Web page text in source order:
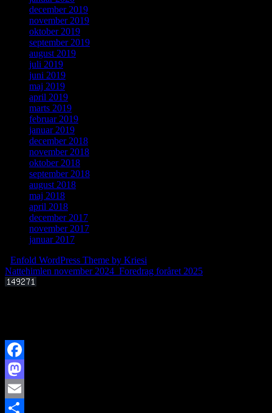
december 2019
november 2019
oktober 2019
september 2019
august 2019
juli 2019
juni 2019
maj 2019
april 2019
marts 2019
februar 2019
januar 2019
december 2018
november 2018
oktober 2018
september 2018
august 2018
maj 2018
april 2018
december 2017
november 2017
januar 2017
Enfold WordPress Theme by Kriesi
Nattehimlen november 2024 Foredrag foråret 2025
Facebook
Mastodon
Email